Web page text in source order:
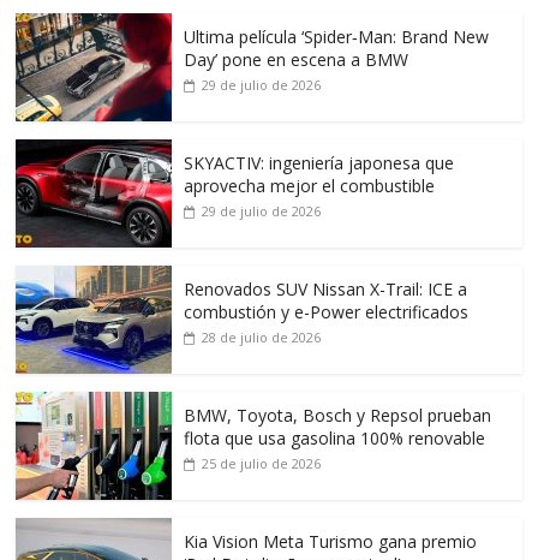
Ultima película ‘Spider‑Man: Brand New
Day’ pone en escena a BMW
29 de julio de 2026
SKYACTIV: ingeniería japonesa que
aprovecha mejor el combustible
29 de julio de 2026
Renovados SUV Nissan X-Trail: ICE a
combustión y e-Power electrificados
28 de julio de 2026
BMW, Toyota, Bosch y Repsol prueban
flota que usa gasolina 100% renovable
25 de julio de 2026
Kia Vision Meta Turismo gana premio